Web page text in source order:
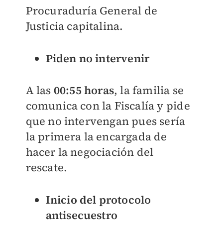
Procuraduría General de
Justicia capitalina.
Piden no intervenir
A las 00:55 horas, la familia se
comunica con la Fiscalía y pide
que no intervengan pues sería
la primera la encargada de
hacer la negociación del
rescate.
Inicio del protocolo
antisecuestro